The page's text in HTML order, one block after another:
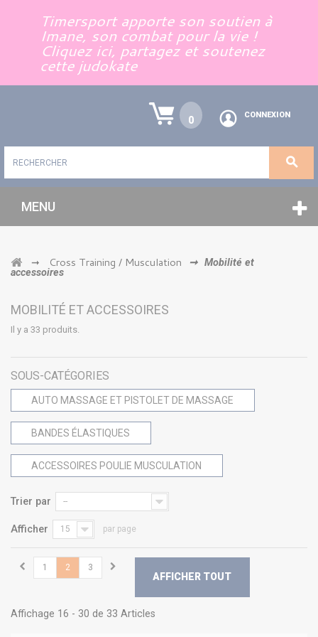
Timersport apporte son soutien à
Imane, son combat pour la vie !
Cliquez ici, partagez et soutenez
cette judokate
0 CONNEXION
MENU
➞ Cross Training / Musculation ➞ Mobilité et
accessoires
MOBILITÉ ET ACCESSOIRES
Il y a 33 produits.
SOUS-CATÉGORIES
AUTO MASSAGE ET PISTOLET DE MASSAGE
BANDES ÉLASTIQUES
ACCESSOIRES POULIE MUSCULATION
Trier par --
Afficher 15 par page
AFFICHER TOUT
1 2 3
Affichage 16 - 30 de 33 Articles